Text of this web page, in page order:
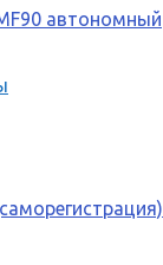
автономный